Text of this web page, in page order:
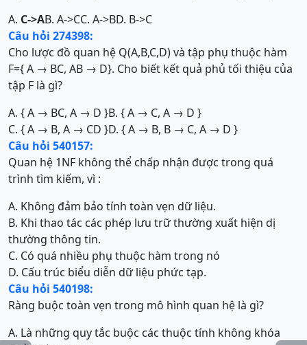
A. C->AB. A->CC. A->BD. B->C
Câu hỏi 274398:
Cho lược đồ quan hệ Q(A,B,C,D) và tập phụ thuộc hàm
F={ A → BC, AB → D}. Cho biết kết quả phủ tối thiệu của
tập F là gì?
A. { A → BC, A → D }B. { A → C, A → D }
C. { A → B, A → CD }D. { A → B, B → C, A → D }
Câu hỏi 540157:
Quan hệ 1NF không thể chấp nhận được trong quá
trình tìm kiếm, vì :
A. Không đảm bảo tính toàn vẹn dữ liệu.
B. Khi thao tác các phép lưu trữ thường xuất hiện dị
thường thông tin.
C. Có quá nhiều phụ thuộc hàm trong nó
D. Cấu trúc biểu diễn dữ liệu phức tạp.
Câu hỏi 540198:
Ràng buộc toàn vẹn trong mô hình quan hệ là gì?
A. Là những quy tắc buộc các thuộc tính không khóa